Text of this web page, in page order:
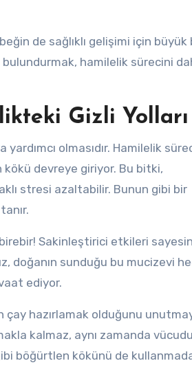
de sağlıklı gelişimi için büyük
hamilelik sürecini
Gizli Yolları
olmasıdır. Hamilelik
kökü devreye giriyor. Bu bitki,
stresi azaltabilir. Bunun gibi bir
Sakinleştirici etkileri
doğanın sunduğu bu mucizevi
ediyor.
hazırlamak olduğunu
kalmaz, aynı zamanda
böğürtlen kökünü de